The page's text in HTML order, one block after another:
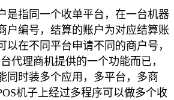
指同一个收单平台，在一台机器
户编号，结算的账户为对应结算账
以在不同平台申请不同的商户号，
代理商机提供的一个功能而已，
同时装多个应用，多平台，多商
机子上经过多程序可以做多个收